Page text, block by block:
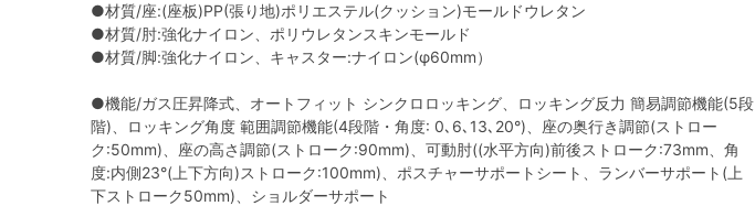
●材質/座:(座板)PP(張り地)ポリエステル(クッション)モールドウレタン
●材質/肘:強化ナイロン、ポリウレタンスキンモールド
●材質/脚:強化ナイロン、キャスター:ナイロン(φ60mm）
●機能/ガス圧昇降式、オートフィット シンクロロッキング、ロッキング反力 簡易調節機能(5段
階)、ロッキング角度 範囲調節機能(4段階・角度: 0､6､13､20°)、座の奥行き調節(ストロー
ク:50mm)、座の高さ調節(ストローク:90mm)、可動肘((水平方向)前後ストローク:73mm、角
度:内側23°(上下方向)ストローク:100mm)、ポスチャーサポートシート、ランバーサポート(上
下ストローク50mm)、ショルダーサポート